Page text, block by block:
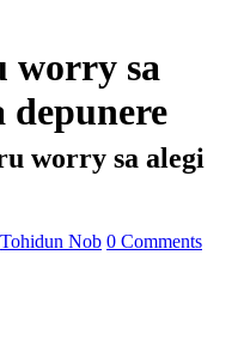
worry sa
depunere
worry sa alegi
Tohidun Nob 0 Comments